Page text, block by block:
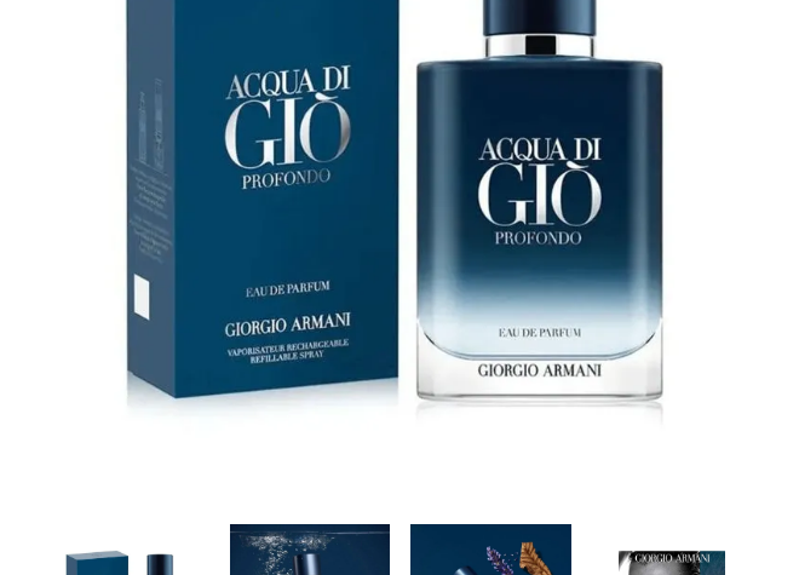
Cuidado Personal
Cuidado de la piel
Higiene personal
Higiene Bucal
Cuidado Capilar
Protección Femenina
Incontinencia